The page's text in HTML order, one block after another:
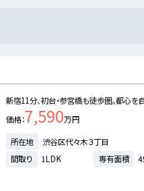
新宿11分、初台・参宮橋も徒歩圏。都心
価格 7,590万円
所在地
渋谷区代々木３丁目
間取り
1LDK 専有面積